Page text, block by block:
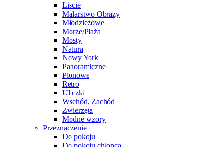
Liście
Malarstwo Obrazy
Młodzieżowe
Morze/Plaża
Mosty
Natura
Nowy York
Panoramiczne
Pionowe
Retro
Uliczki
Wschód, Zachód
Zwierzęta
Modne wzory
Przeznaczenie
Do pokoju
Do pokoju chłopca